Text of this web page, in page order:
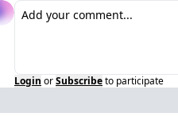
Login orSubscribeto participate